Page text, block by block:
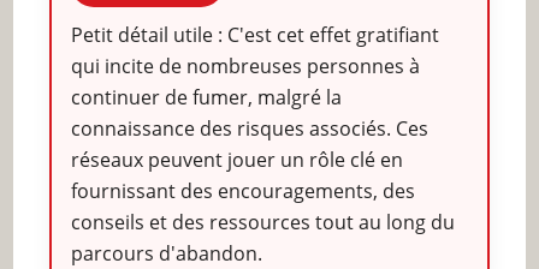
Petit détail utile : C'est cet effet gratifiant
qui incite de nombreuses personnes à
continuer de fumer, malgré la
connaissance des risques associés. Ces
réseaux peuvent jouer un rôle clé en
fournissant des encouragements, des
conseils et des ressources tout au long du
parcours d'abandon.